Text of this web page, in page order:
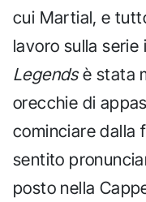
cui Martial, e
lavoro sulla serie
Legendsè stata
orecchie di
cominciare dalla
sentito
posto nella